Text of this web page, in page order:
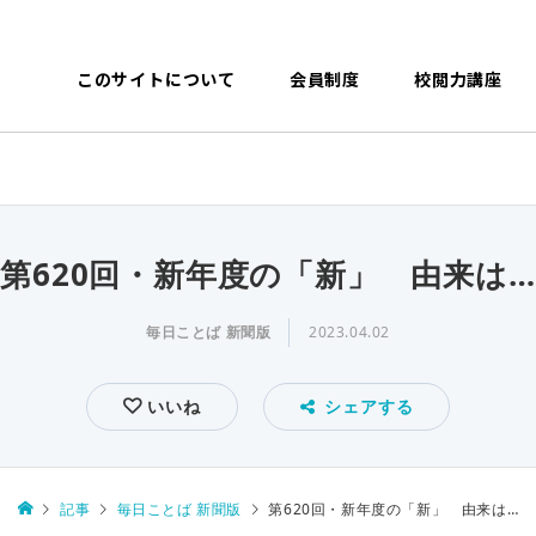
このサイトについて 会員制度 校閲力講座
第620回・新年度の「新」 由来は…
毎日ことば 新聞版 2023.04.02
いいね シェアする
記事 毎日ことば 新聞版 第620回・新年度の「新」 由来は…